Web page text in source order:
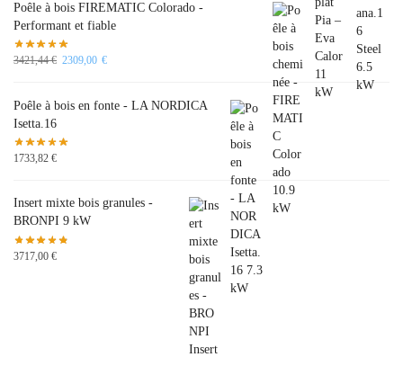
Poêle à bois FIREMATIC Colorado -
Performant et fiable
3421,44€ 2309,00 €
Poêle à bois en fonte - LA NORDICA
Isetta.16
1733,82 €
Insert mixte bois granules -
BRONPI 9 kW
3717,00 €